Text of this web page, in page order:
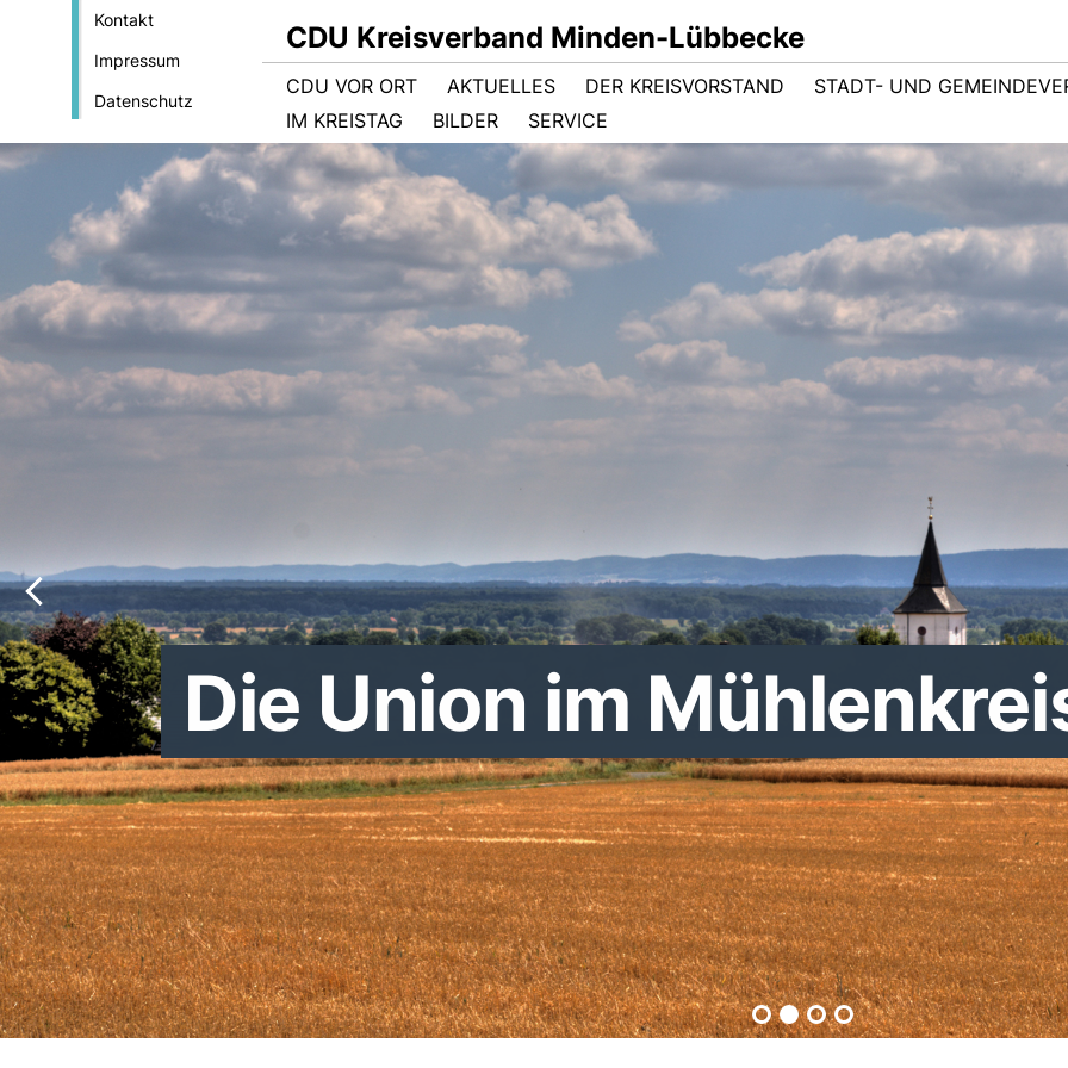
Kontakt
Impressum
Datenschutz
CDU Kreisverband Minden-Lübbecke
CDU VOR ORT AKTUELLES DER KREISVORSTAND
STADT- UND
IM KREISTAG
BILDER SERVICE
Die Union im